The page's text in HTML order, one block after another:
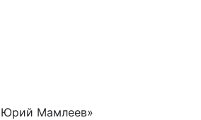
Мамлеев»